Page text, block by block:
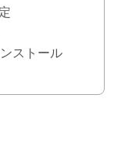
ストール